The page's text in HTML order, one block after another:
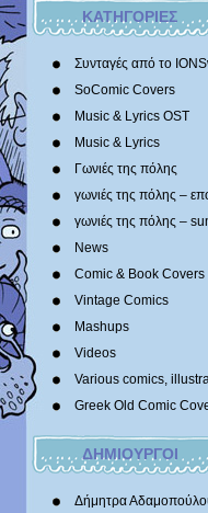
ΚΑΤΗΓΟΡΙΕΣ
Συνταγές από το
SoComic Covers
Music & Lyrics OST
Music & Lyrics
Γωνιές της πόλης
γωνιές της πόλης –
γωνιές της πόλης –
News
Comic & Book Covers
Vintage Comics
Mashups
Videos
Various comics,
Greek Old Comic
ΔΗΜΙΟΥΡΓΟΙ
Δήμητρα